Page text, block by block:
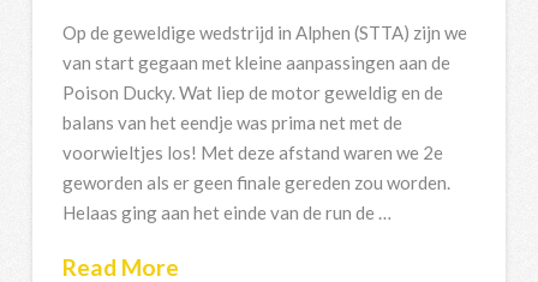
Op de geweldige wedstrijd in Alphen (STTA) zijn we
van start gegaan met kleine aanpassingen aan de
Poison Ducky. Wat liep de motor geweldig en de
balans van het eendje was prima net met de
voorwieltjes los! Met deze afstand waren we 2e
geworden als er geen finale gereden zou worden.
Helaas ging aan het einde van de run de …
Read More